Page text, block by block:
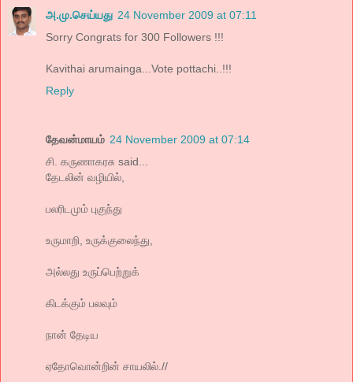
அ.மு.செய்யது 24 November 2009 at 07:11
Sorry Congrats for 300 Followers !!!
Kavithai arumainga...Vote pottachi..!!!
Reply
தேவன்மாயம் 24 November 2009 at 07:14
சி. கருணாகரசு said...
தேடலின் வழியில்,
பலரிடமும் புகுந்து
உருமாறி, உருக்குலைந்து,
அல்லது உருப்பெற்றுக்
கிடக்கும் பலவும்
நான் தேடிய
ஏதோவொன்றின் சாயலில்.//